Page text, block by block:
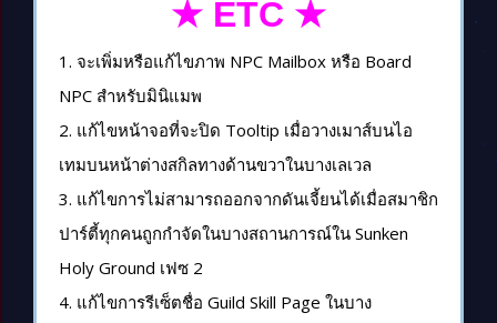
★ ETC ★
1. จะเพิ่มหรือแก้ไขภาพ NPC Mailbox หรือ Board
NPC สำหรับมินิแมพ
2. แก้ไขหน้าจอที่จะปิด Tooltip เมื่อวางเมาส์บนไอ
เทมบนหน้าต่างสกิลทางด้านขวาในบางเลเวล
3. แก้ไขการไม่สามารถออกจากดันเจี้ยนได้เมื่อสมาชิก
ปาร์ตี้ทุกคนถูกกำจัดในบางสถานการณ์ใน Sunken
Holy Ground เฟซ 2
4. แก้ไขการรีเซ็ตชื่อ Guild Skill Page ในบาง